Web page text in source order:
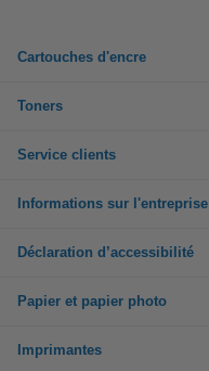
Cartouches d'encre
Toners
Service clients
Informations sur l'entreprise
Déclaration d’accessibilité
Papier et papier photo
Imprimantes